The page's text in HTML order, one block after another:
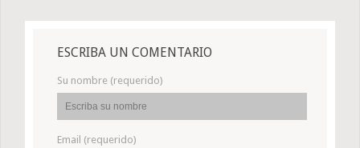
ESCRIBA UN COMENTARIO
Su nombre (requerido)
Email (requerido)